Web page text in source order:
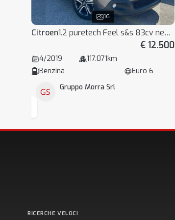
16
Citroen 1.2 puretech Feel s&s 83cv neopatentati my20
€ 12.500
4/2019
117.071km
Benzina
Euro 6
Gruppo Morra Srl
RICERCHE VELOCI